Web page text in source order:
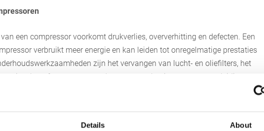
Details About
een compressor voorkomt drukverlies, oververhitting en defecten. Een
verbruikt meer energie en kan leiden tot onregelmatige prestaties
zijn het vervangen van lucht- en oliefilters, het
het afvoeren van condenswater en het inspecteren van leidingen en